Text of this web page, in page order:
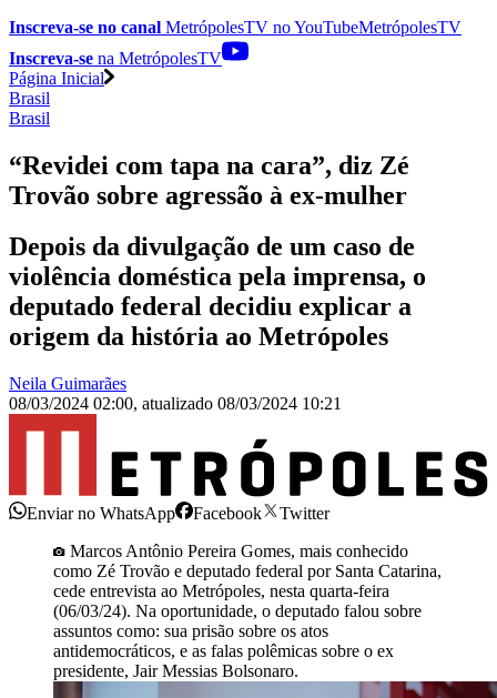
Inscreva-se no canal MetrópolesTV noYouTubeMetrópolesTV
Inscreva-se na MetrópolesTV
Página Inicial
Brasil
Brasil
“Revidei com tapa na cara”, diz Zé
Trovão sobre agressão à ex-mulher
Depois da divulgação de um caso de
violência doméstica pela imprensa, o
deputado federal decidiu explicar a
origem da história ao Metrópoles
Neila Guimarães
08/03/2024 02:00, atualizado 08/03/2024 10:21
Enviar no WhatsApp Facebook
Twitter
Marcos Antônio Pereira Gomes, mais conhecido
como Zé Trovão e deputado federal por Santa Catarina,
cede entrevista ao Metrópoles, nesta quarta-feira
(06/03/24). Na oportunidade, o deputado falou sobre
assuntos como: sua prisão sobre os atos
antidemocráticos, e as falas polêmicas sobre o ex
presidente, Jair Messias Bolsonaro.